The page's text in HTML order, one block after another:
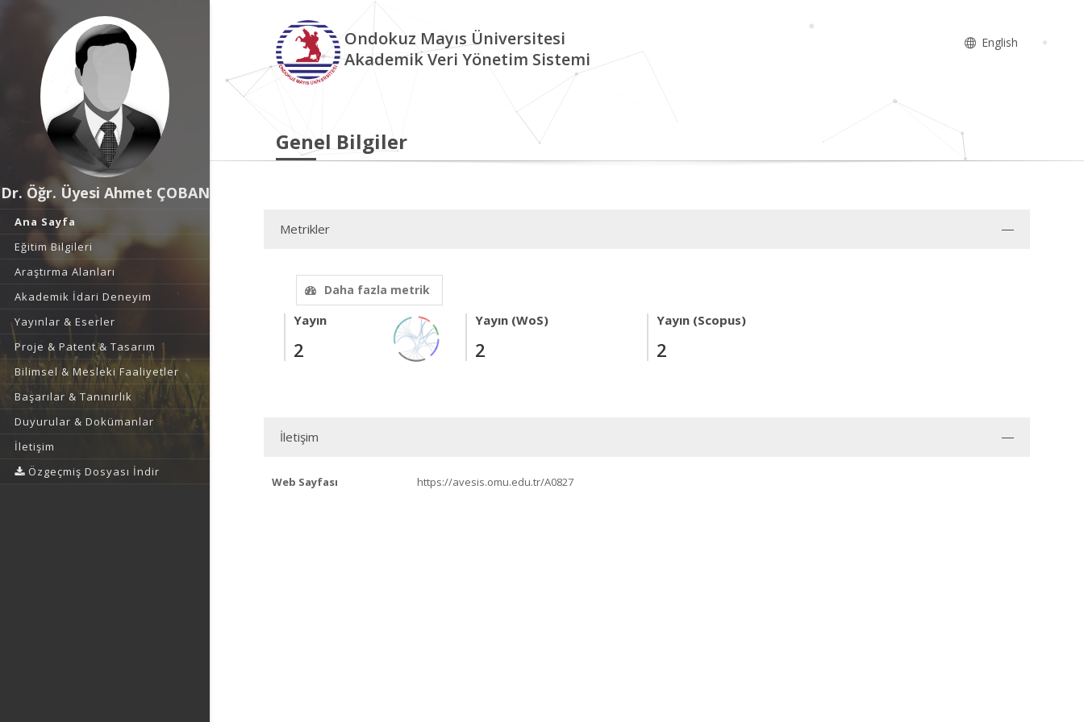
Dr. Öğr. Üyesi Ahmet ÇOBAN
Ana Sayfa
Eğitim Bilgileri
Araştırma Alanları
Akademik İdari Deneyim
Yayınlar & Eserler
Proje & Patent & Tasarım
Bilimsel & Mesleki Faaliyetler
Başarılar & Tanınırlık
Duyurular & Dokümanlar
İletişim
Özgeçmiş Dosyası İndir
Ondokuz Mayıs Üniversitesi
Akademik Veri Yönetim Sistemi
English
Genel Bilgiler
Metrikler
Daha fazla metrik
Yayın
2
Yayın (WoS)
2
Yayın (Scopus)
2
İletişim
Web Sayfası https://avesis.omu.edu.tr/A0827